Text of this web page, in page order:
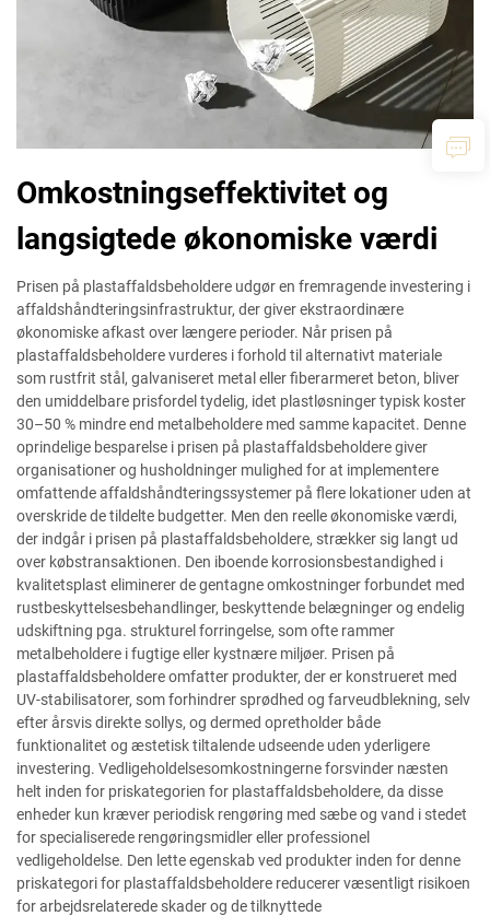
Omkostningseffektivitet og
langsigtede økonomiske værdi
Prisen på plastaffaldsbeholdere udgør en fremragende investering i
affaldshåndteringsinfrastruktur, der giver ekstraordinære
økonomiske afkast over længere perioder. Når prisen på
plastaffaldsbeholdere vurderes i forhold til alternativt materiale
som rustfrit stål, galvaniseret metal eller fiberarmeret beton, bliver
den umiddelbare prisfordel tydelig, idet plastløsninger typisk koster
30–50 % mindre end metalbeholdere med samme kapacitet. Denne
oprindelige besparelse i prisen på plastaffaldsbeholdere giver
organisationer og husholdninger mulighed for at implementere
omfattende affaldshåndteringssystemer på flere lokationer uden at
overskride de tildelte budgetter. Men den reelle økonomiske værdi,
der indgår i prisen på plastaffaldsbeholdere, strækker sig langt ud
over købstransaktionen. Den iboende korrosionsbestandighed i
kvalitetsplast eliminerer de gentagne omkostninger forbundet med
rustbeskyttelsesbehandlinger, beskyttende belægninger og endelig
udskiftning pga. strukturel forringelse, som ofte rammer
metalbeholdere i fugtige eller kystnære miljøer. Prisen på
plastaffaldsbeholdere omfatter produkter, der er konstrueret med
UV-stabilisatorer, som forhindrer sprødhed og farveudblekning, selv
efter årsvis direkte sollys, og dermed opretholder både
funktionalitet og æstetisk tiltalende udseende uden yderligere
investering. Vedligeholdelsesomkostningerne forsvinder næsten
helt inden for priskategorien for plastaffaldsbeholdere, da disse
enheder kun kræver periodisk rengøring med sæbe og vand i stedet
for specialiserede rengøringsmidler eller professionel
vedligeholdelse. Den lette egenskab ved produkter inden for denne
priskategori for plastaffaldsbeholdere reducerer væsentligt risikoen
for arbejdsrelaterede skader og de tilknyttede